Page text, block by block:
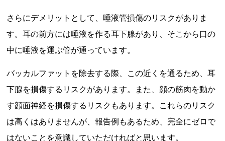
さらにデメリットとして、唾液管損傷のリスクがありま
す。耳の前方には唾液を作る耳下腺があり、そこから口の
中に唾液を運ぶ管が通っています。
バッカルファットを除去する際、この近くを通るため、耳
下腺を損傷するリスクがあります。また、顔の筋肉を動か
す顔面神経を損傷するリスクもあります。これらのリスク
は高くはありませんが、報告例もあるため、完全にゼロで
はないことを意識していただければと思います。